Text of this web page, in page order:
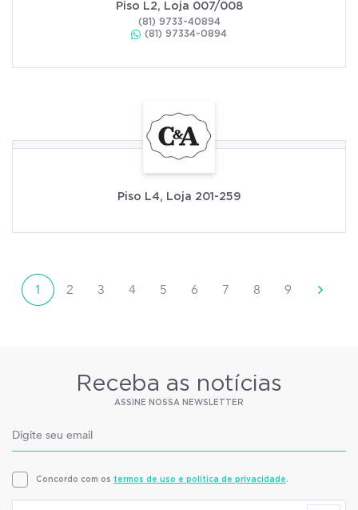
Piso L2, Loja 007/008
(81) 9733-40894
(81) 97334-0894
Piso L4, Loja 201-259
1 2 3 4 5 6 7 8 9
Receba as notícias
ASSINE NOSSA NEWSLETTER
Concordo com os termos de uso e política de privacidade.